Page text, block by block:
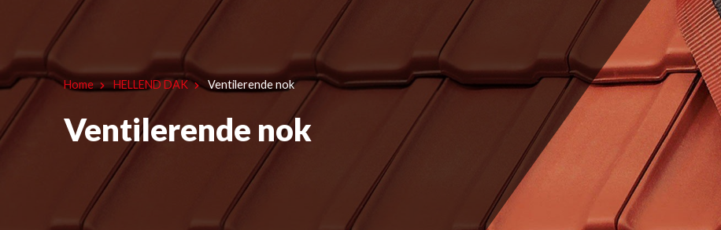
Home HELLEND DAK Ventilerende nok
Ventilerende nok